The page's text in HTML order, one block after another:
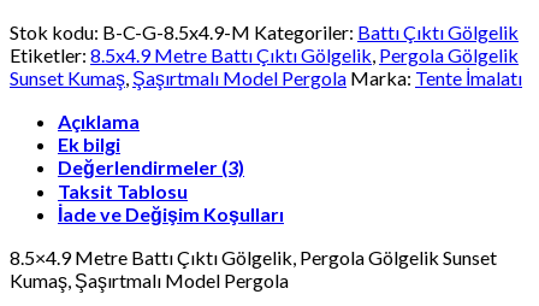
Pergola
Gölgelik
Sunset
Şaşırtmalı
Model
Pergola
adet
Stok kodu: B-C-G-8.5x4.9-M Kategoriler: Battı Çıktı Gölgelik
Etiketler: 8.5x4.9 Metre Battı Çıktı Gölgelik, Pergola Gölgelik
Sunset Kumaş, Şaşırtmalı Model Pergola Marka: Tente İmalatı
Açıklama
Ek bilgi
Değerlendirmeler (3)
Taksit Tablosu
İade ve Değişim Koşulları
8.5×4.9 Metre Battı Çıktı Gölgelik, Pergola Gölgelik Sunset
Kumaş, Şaşırtmalı Model Pergola